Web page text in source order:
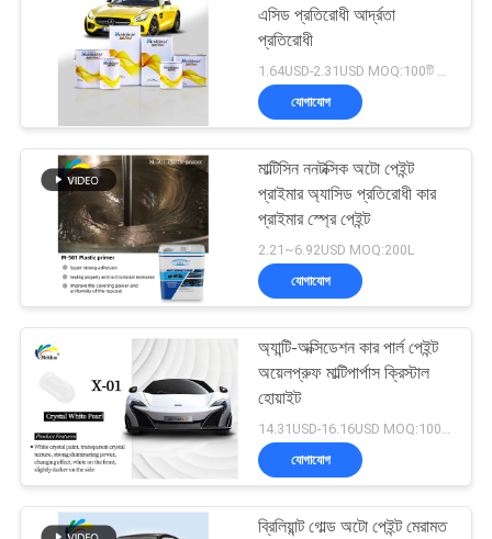
আবেদন
সাইট
ম্যাপ
গোপনীয়তা
কার পার্ল পেইন্ট
37
ধাতব সিলভার কার পেইন্ট
22
এসিড প্রতিরোধী আর্দ্রতা
প্রতিরোধী
1.64USD-2.31USD MOQ:100টি বাক্স
যোগাযোগ
মাল্টিসিন ননটক্সিক অটো পেইন্ট
প্রাইমার অ্যাসিড প্রতিরোধী কার
প্রাইমার স্প্রে পেইন্ট
2.21~6.92USD MOQ:200L
যোগাযোগ
অ্যান্টি-অক্সিডেশন কার পার্ল পেইন্ট
অয়েলপ্রুফ মাল্টিপার্পাস ক্রিস্টাল
হোয়াইট
যোগাযোগ
ব্রিলিয়ান্ট গোল্ড অটো পেইন্ট মেরামত